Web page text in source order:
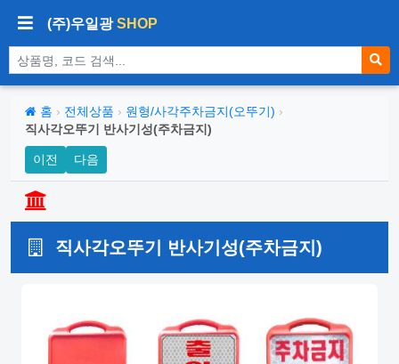
(주)우일광SHOP
상품 검색
홈 › 전체상품 › 원형/사각주차금지(오뚜기) ›
직사각오뚜기 반사기성(주차금지)
이전 다음
직사각오뚜기 반사기성(주차금지)